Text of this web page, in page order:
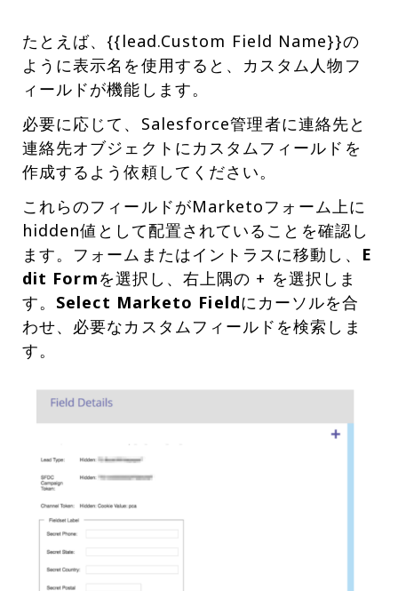
たとえば、{{lead.Custom Field Name}}の
ように表示名を使用すると、カスタム人物フ
ィールドが機能します。
必要に応じて、Salesforce管理者に連絡先と
連絡先オブジェクトにカスタムフィールドを
作成するよう依頼してください。
これらのフィールドがMarketoフォーム上に
hidden値として配置されていることを確認し
ます。フォームまたはイントラスに移動し、 E
dit Formを選択し、右上隅の + を選択しま
す。 Select Marketo Fieldにカーソルを合
わせ、必要なカスタムフィールドを検索しま
す。